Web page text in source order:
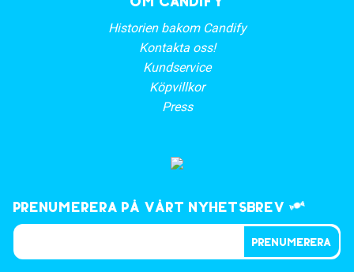
Historien bakom Candify
Kontakta oss!
Kundservice
Köpvillkor
Press
Prenumerera på vårt nyhetsbrev
PRENUMERERA